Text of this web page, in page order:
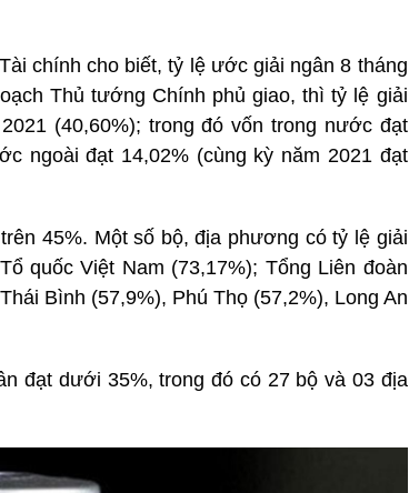
chính cho biết, tỷ lệ ước giải ngân 8 tháng
Thủ tướng Chính phủ giao, thì tỷ lệ giải
(40,60%); trong đó vốn trong nước đạt
ngoài đạt 14,02% (cùng kỳ năm 2021 đạt
45%. Một số bộ, địa phương có tỷ lệ giải
quốc Việt Nam (73,17%); Tổng Liên đoàn
Bình (57,9%), Phú Thọ (57,2%), Long An
đạt dưới 35%, trong đó có 27 bộ và 03 địa